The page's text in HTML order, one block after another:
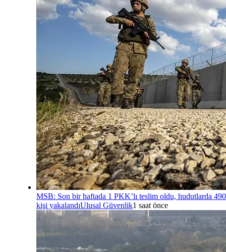
MSB: Son bir haftada 1 PKK’lı teslim oldu, hudutlarda 490
kişi yakalandıUlusal Güvenlik1 saat önce